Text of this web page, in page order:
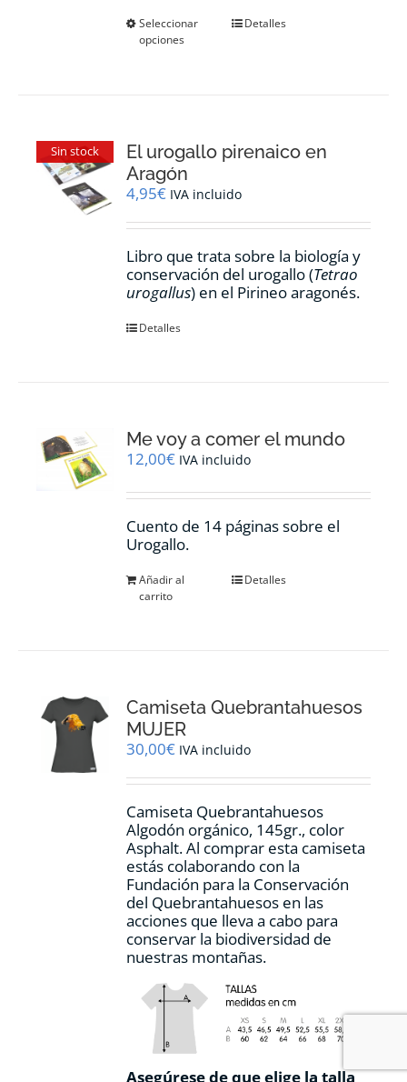
Seleccionar
opciones
Este
se
elegir
en
la
de
producto
Detalles
Sin stock
El urogallo pirenaico en
Aragón
4,95€ IVA incluido
Libro que trata sobre la biología y
conservación del urogallo (Tetrao
urogallus) en el Pirineo aragonés.
Detalles
Me voy a comer el mundo
12,00€ IVA incluido
Cuento de 14 páginas sobre el
Urogallo.
Añadir al
carrito
Detalles
Camiseta Quebrantahuesos
MUJER
30,00€ IVA incluido
Camiseta Quebrantahuesos
Algodón orgánico, 145gr., color
Asphalt. Al comprar esta camiseta
estás colaborando con la
Fundación para la Conservación
del Quebrantahuesos en las
acciones que lleva a cabo para
conservar la biodiversidad de
nuestras montañas.
Asegúrese de que elige la talla